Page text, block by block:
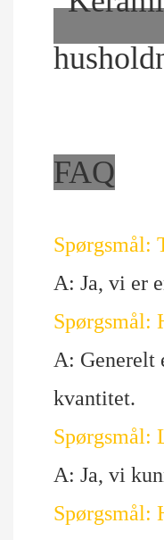
FAQ
Spørgsmål:
A: Ja, vi er
Spørgsmål:
A: Generelt
kvantitet.
Spørgsmål:
A: Ja, vi
Spørgsmål: